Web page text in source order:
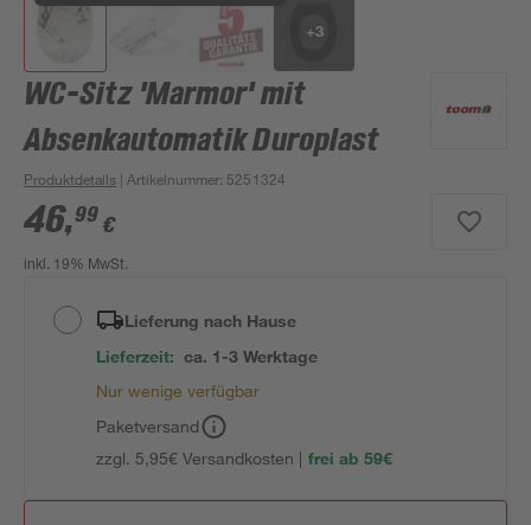
+3
WC-Sitz 'Marmor' mit
Absenkautomatik Duroplast
Produktdetails | Artikelnummer: 5251324
46,99 €
inkl. 19% MwSt.
Lieferung nach Hause
Lieferzeit: ca. 1-3 Werktage
Nur wenige verfügbar
Paketversand
zzgl. 5,95€ Versandkosten | frei ab 59€